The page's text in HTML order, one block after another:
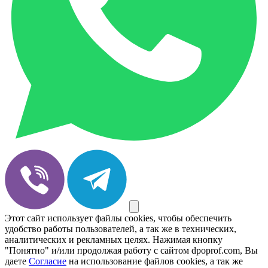
Этот сайт использует файлы cookies, чтобы обеспечить
удобство работы пользователей, а так же в технических,
аналитических и рекламных целях. Нажимая кнопку
"Понятно" и/или продолжая работу с сайтом dpoprof.com, Вы
даете Согласие на использование файлов cookies, а так же